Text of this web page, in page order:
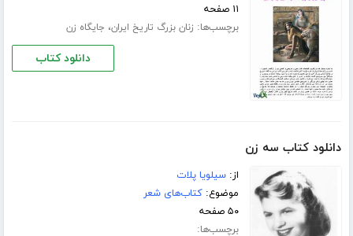
۱۱ صفحه
برچسب‌ها: زنان بزرگ تاریخ ایران، جایگاه زن
دانلود کتاب
دانلود کتاب سه زن
از:سیلویا پلات
موضوع:کتاب‌های شعر
۵۰ صفحه
برچسب‌ها: